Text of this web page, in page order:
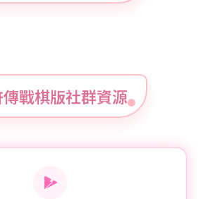
戰棋版社群資源